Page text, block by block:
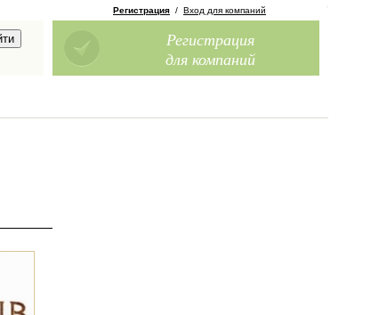
Регистрация / Вход для компаний
Регистрация
для компаний